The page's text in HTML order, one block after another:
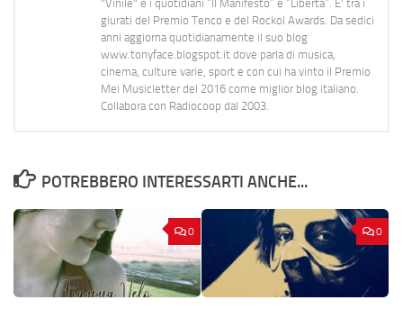
"Vinile" e i quotidiani “Il Manifesto” e “Libertà”. E' tra i
giurati del Premio Tenco e del Rockol Awards. Da sedici
anni aggiorna quotidianamente il suo blog
www.tonyface.blogspot.it dove parla di musica,
cinema, culture varie, sport e con cui ha vinto il Premio
Mei Musicletter del 2016 come miglior blog italiano.
Collabora con Radiocoop dal 2003.
POTREBBERO INTERESSARTI ANCHE...
0 0